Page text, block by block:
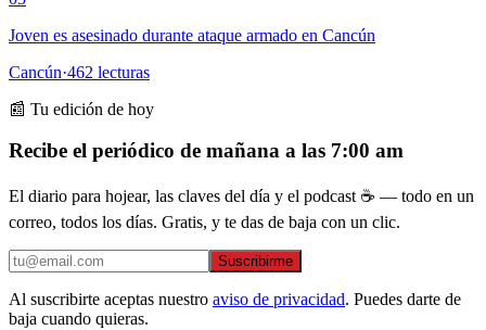
Joven es asesinado durante ataque armado en Cancún
Cancún·462 lecturas
📰 Tu edición de hoy
Recibe el periódico de mañana a las 7:00 am
El diario para hojear, las claves del día y el podcast ☕ — todo en un
correo, todos los días. Gratis, y te das de baja con un clic.
Suscribirme
Al suscribirte aceptas nuestro aviso de privacidad. Puedes darte de
baja cuando quieras.